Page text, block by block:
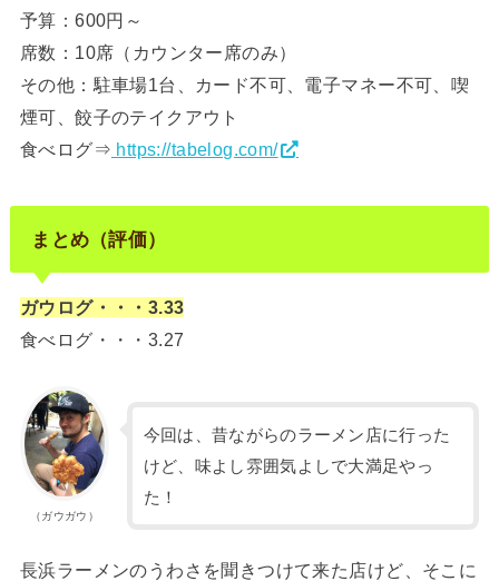
予算：600円～
席数：10席（カウンター席のみ）
その他：駐車場1台、カード不可、電子マネー不可、喫
煙可、餃子のテイクアウト
食べログ⇒ https://tabelog.com/
まとめ（評価）
ガウログ・・・3.33
食べログ・・・3.27
（ガウガウ）
今回は、昔ながらのラーメン店に行った
けど、味よし雰囲気よしで大満足やっ
た！
長浜ラーメンのうわさを聞きつけて来た店けど、そこに